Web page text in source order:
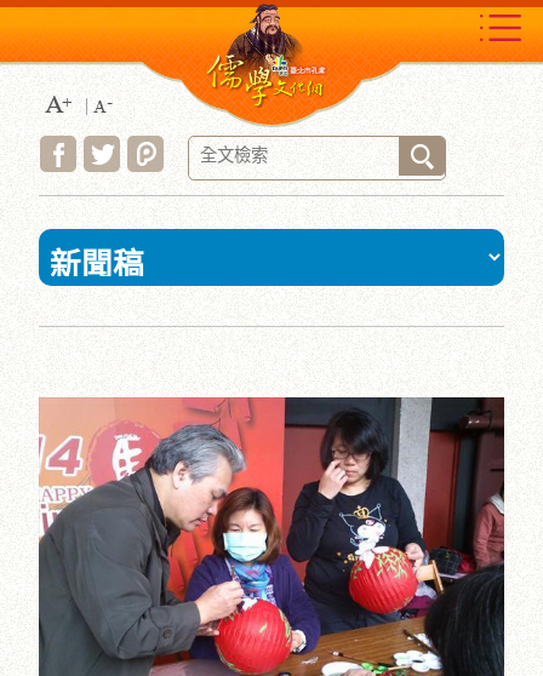
到
主
要
內
容
區
塊
:::